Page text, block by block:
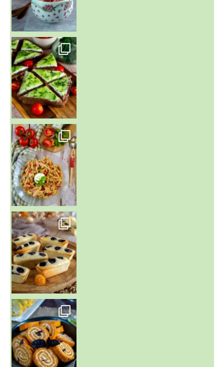
~ SALADE DE PÂTES AUX DEUX TOMATES THON ET BURRA
~ FINANCIERS MYRTILLES ET CITRON ~
Aujourd'hu